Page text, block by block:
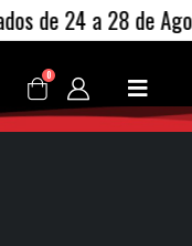
de 24 a 28 de
0